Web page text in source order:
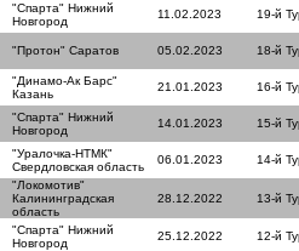
"Спарта" Нижний
Новгород
11.02.2023 19-й
"Протон" Саратов 05.02.2023 18-й
"Динамо-Ак Барс"
Казань
21.01.2023 16-й
"Спарта" Нижний
Новгород
14.01.2023 15-й
"Уралочка-НТМК"
Свердловская область
06.01.2023 14-й
"Локомотив"
Калининградская
область
28.12.2022 13-й
"Спарта" Нижний
Новгород
25.12.2022 12-й